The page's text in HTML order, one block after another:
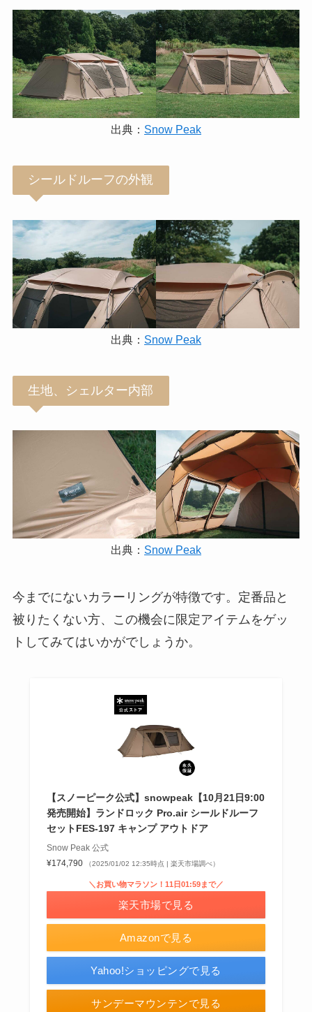
出典： Snow Peak
シールドルーフの外観
出典： Snow Peak
生地、シェルター内部
出典： Snow Peak
今までにないカラーリングが特徴です。定番品と
被りたくない方、この機会に限定アイテムをゲッ
トしてみてはいかがでしょうか。
【スノーピーク公式】snowpeak【10月21日9:00
発売開始】ランドロック Pro.air シールドルーフ
セットFES-197 キャンプ アウトドア
Snow Peak 公式
¥174,790
（2025/01/02 12:35時点 | 楽天市場調べ）
Amazonで見る
＼お買い物マラソン！11日01:59まで／
楽天市場で見る
Yahoo!ショッピングで見る
サンデーマウンテンで見る